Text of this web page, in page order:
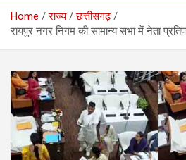
Home राज्य
छत्तीसगढ़
रायपुर नगर निगम की सामान्य सभा में नेता